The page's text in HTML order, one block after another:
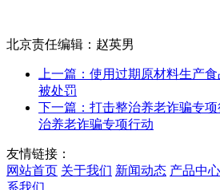
北京责任编辑：赵英男
上一篇：使用过期原材料生产
被处罚
下一篇：打击整治养老诈骗专
治养老诈骗专项行动
友情链接：
网站首页 关于我们 新闻动态 产品中心